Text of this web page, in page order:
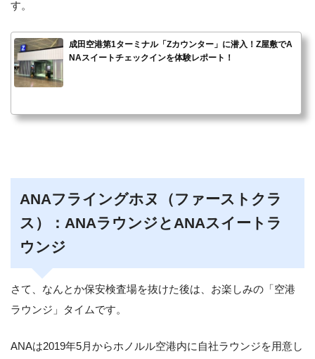
す。
成田空港第1ターミナル「Zカウンター」に潜入！Z屋敷でA
NAスイートチェックインを体験レポート！
ANAフライングホヌ（ファーストクラ
ス）：ANAラウンジとANAスイートラ
ウンジ
さて、なんとか保安検査場を抜けた後は、お楽しみの「空港
ラウンジ」タイムです。
ANAは2019年5月からホノルル空港内に自社ラウンジを用意し